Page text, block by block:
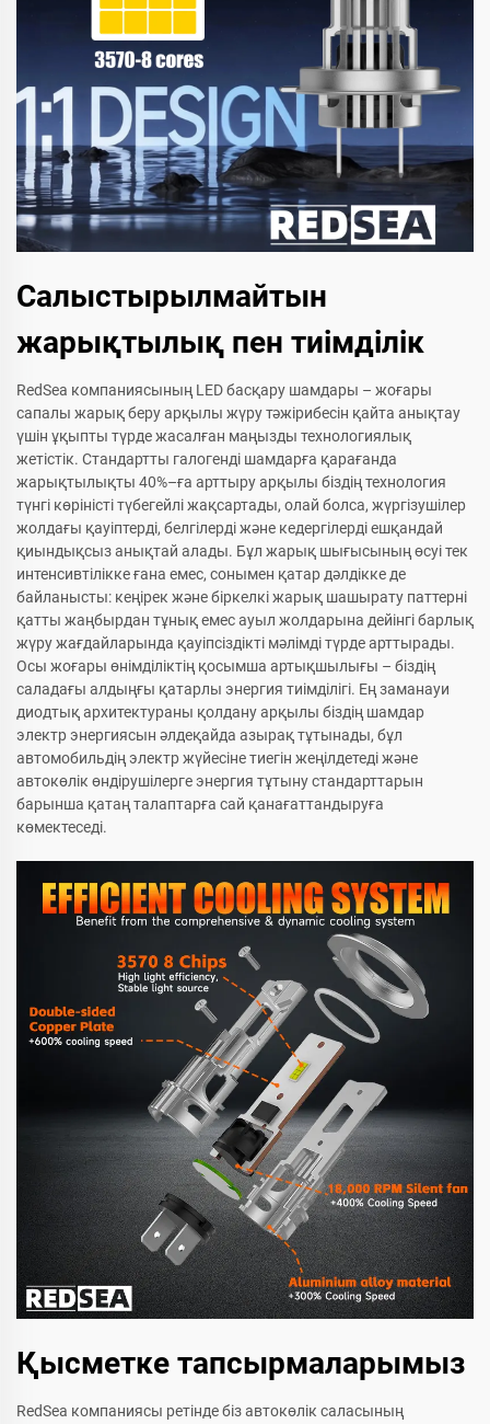
Салыстырылмайтын
жарықтылық пен тиімділік
RedSea компаниясының LED басқару шамдары – жоғары
сапалы жарық беру арқылы жүру тәжірибесін қайта анықтау
үшін ұқыпты түрде жасалған маңызды технологиялық
жетістік. Стандартты галогенді шамдарға қарағанда
жарықтылықты 40%–ға арттыру арқылы біздің технология
түнгі көріністі түбегейлі жақсартады, олай болса, жүргізушілер
жолдағы қауіптерді, белгілерді және кедергілерді ешқандай
қиындықсыз анықтай алады. Бұл жарық шығысының өсуі тек
интенсивтілікке ғана емес, сонымен қатар дәлдікке де
байланысты: кеңірек және біркелкі жарық шашырату паттерні
қатты жаңбырдан тұнық емес ауыл жолдарына дейінгі барлық
жүру жағдайларында қауіпсіздікті мәлімді түрде арттырады.
Осы жоғары өнімділіктің қосымша артықшылығы – біздің
саладағы алдыңғы қатарлы энергия тиімділігі. Ең заманауи
диодтық архитектураны қолдану арқылы біздің шамдар
электр энергиясын әлдеқайда азырақ тұтынады, бұл
автомобильдің электр жүйесіне тиегін жеңілдетеді және
автокөлік өндірушілерге энергия тұтыну стандарттарын
барынша қатаң талаптарға сай қанағаттандыруға
көмектеседі.
Қысметке тапсырмаларымыз
RedSea компаниясы ретінде біз автокөлік саласының